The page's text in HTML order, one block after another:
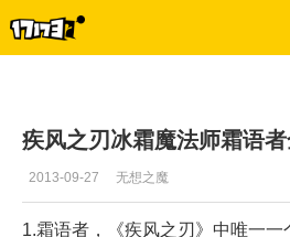
疾风之刃冰霜魔法师霜语
2013-09-27 无想之魔
1.霜语者，《疾风之刃》中唯一